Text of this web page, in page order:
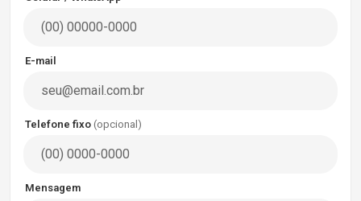
E-mail
Telefone fixo (opcional)
Mensagem